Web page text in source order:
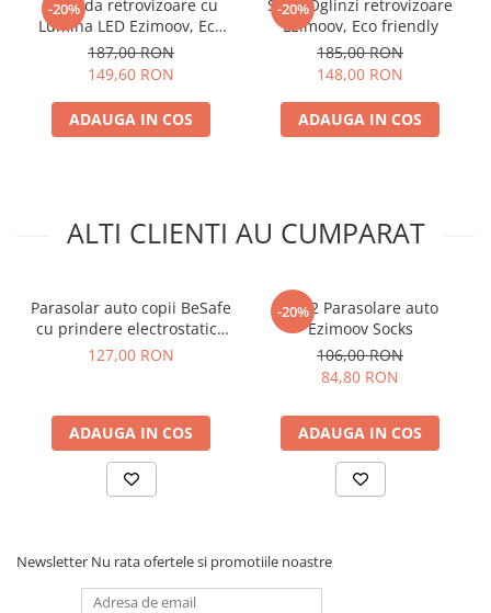
-20%
Oglinda retrovizoare cu
Lumina LED Ezimoov, Eco
friendly
187,00 RON
149,60 RON
ADAUGA IN COS
-20%
Set 2 Oglinzi retrovizoare
Ezimoov, Eco friendly
185,00 RON
148,00 RON
ADAUGA IN COS
ALTI CLIENTI AU CUMPARAT
Parasolar auto copii BeSafe
cu prindere electrostatică
set 2 bucăți
127,00 RON
ADAUGA IN COS
-20%
Set 2 Parasolare auto
Ezimoov Socks
106,00 RON
84,80 RON
ADAUGA IN COS
Newsletter Nu rata ofertele si promotiile noastre